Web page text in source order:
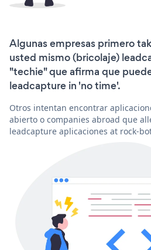
Algunas empresas primero
usted mismo (bricolaje)
"techie" que afirma que
leadcapture in 'no time'.
Otros intentan encontrar
abierto o companies abroad que
leadcapture aplicaciones at rock-